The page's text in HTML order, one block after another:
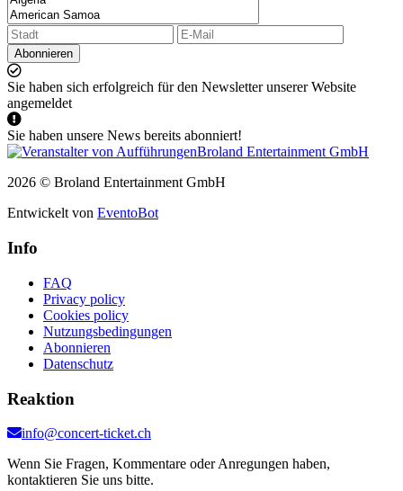
Abonnieren
Sie haben sich erfolgreich für den Newsletter unserer Website
angemeldet
Sie haben unsere News bereits abonniert!
2026 © Broland Entertainment GmbH
Entwickelt von EventoBot
Info
FAQ
Privacy policy
Cookies policy
Nutzungsbedingungen
Abonnieren
Datenschutz
Reaktion
info@concert-ticket.ch
Wenn Sie Fragen, Kommentare oder Anregungen haben,
kontaktieren Sie uns bitte.